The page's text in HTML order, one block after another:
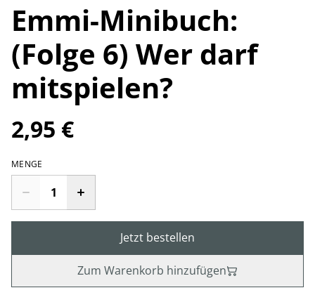
Emmi-Minibuch:
(Folge 6) Wer darf
mitspielen?
2,95 €
MENGE
Jetzt bestellen
Zum Warenkorb hinzufügen